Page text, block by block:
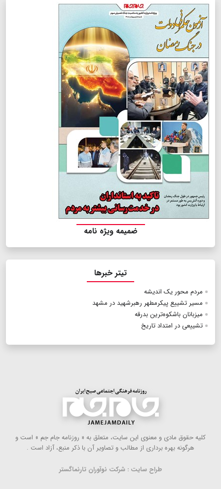
ضمیمه ویژه نامه
تیتر خبرها
مردم محور یک اندیشه
مسیر تشییع پیکر‌مطهر رهبر‌شهید در مشهد
میزبانان باشکوه‌ترین بدرقه
تشییعی در امتداد تاریخ
كلیه حقوق مادی و معنوی این سایت، متعلق به « روزنامه جام جم » است و
هرگونه بهره ‌برداری از مطالب و تصاویر آن با ذكر منبع، آزاد است .
طراح سایت : شرکت نوآوران تارنماگستر